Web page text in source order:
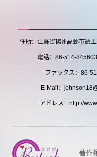
住所：江蘇省揚州高郵市鎮
電話：86-514-
ファックス：86-
E-Mail：
アドレス：http://
著作